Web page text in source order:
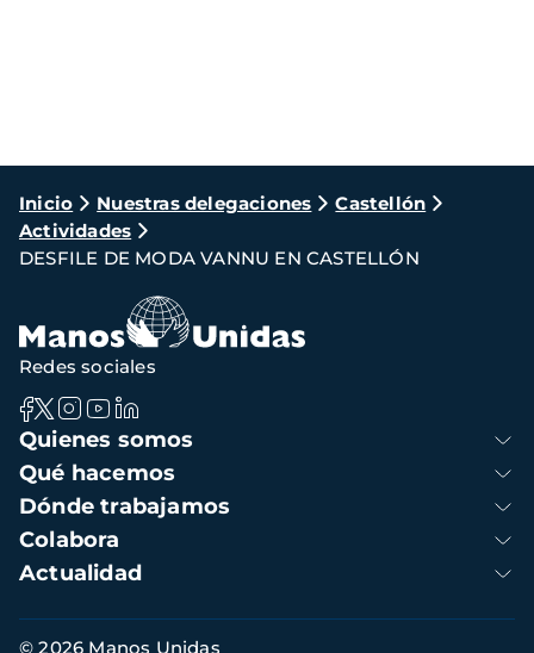
Ruta
de
navegación
Inicio Nuestras delegaciones
Castellón
Actividades
DESFILE DE MODA VANNU EN CASTELLÓN
Navegación
principal
Quienes somos
Qué hacemos
Dónde trabajamos
Colabora
Actualidad
Redes sociales
Información
© 2026 Manos Unidas